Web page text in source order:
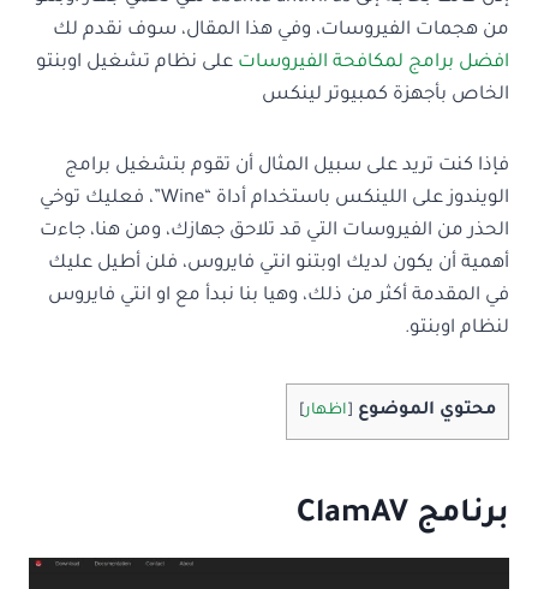
من هجمات الفيروسات، وفي هذا المقال، سوف نقدم لك
افضل برامج لمكافحة الفيروسات على نظام تشغيل اوبنتو
الخاص بأجهزة كمبيوتر لينكس
فإذا كنت تريد على سبيل المثال أن تقوم بتشغيل برامج
الويندوز على اللينكس باستخدام أداة “Wine”، فعليك توخي
الحذر من الفيروسات التي قد تلاحق جهازك، ومن هنا، جاءت
أهمية أن يكون لديك اوبتنو انتي فايروس، فلن أطيل عليك
في المقدمة أكثر من ذلك، وهيا بنا نبدأ مع او انتي فايروس
لنظام اوبنتو.
محتوي الموضوع [اظهار]
برنامج ClamAV